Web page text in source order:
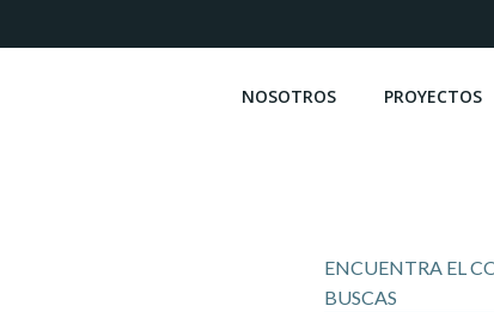
NOSOTROS PROYECTOS
ENCUENTRA EL
BUSCAS